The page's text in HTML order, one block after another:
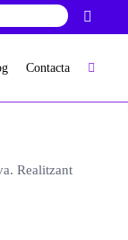
Contacta
Realitzant